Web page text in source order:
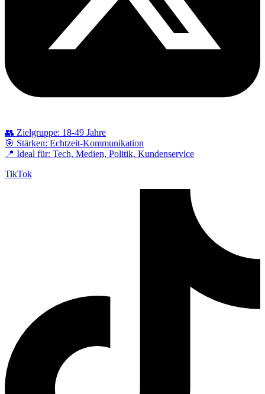
👥 Zielgruppe: 18-49 Jahre
🎯 Stärken: Echtzeit-Kommunikation
📍 Ideal für: Tech, Medien, Politik, Kundenservice
TikTok